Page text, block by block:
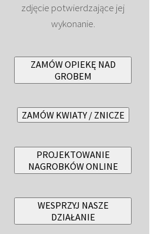
zdjęcie potwierdzające jej
wykonanie.
ZAMÓW OPIEKĘ NAD
GROBEM
ZAMÓW KWIATY / ZNICZE
PROJEKTOWANIE
NAGROBKÓW ONLINE
WESPRZYJ NASZE
DZIAŁANIE